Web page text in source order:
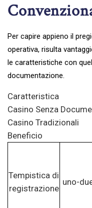
Per capire appieno il
operativa, risulta
le caratteristiche con
documentazione.
Caratteristica
Casino Senza
Casino Tradizionali
Beneficio
Tempistica di
registrazione
uno-